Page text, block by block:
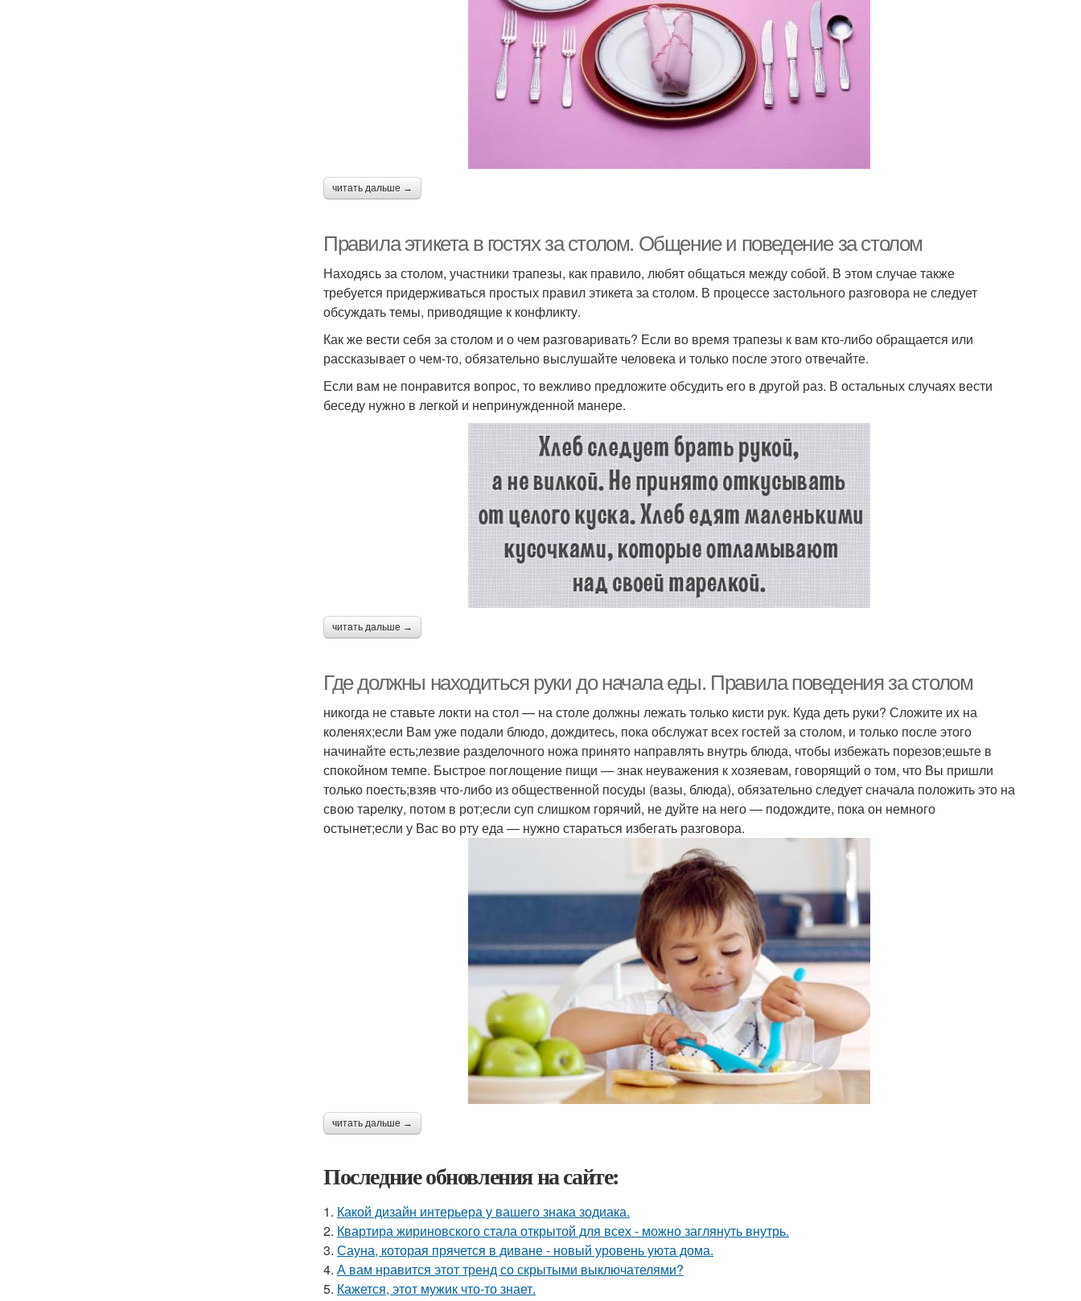
читать дальше →
Правила этикета в гостях за столом. Общение и поведение за столом
Находясь за столом, участники трапезы, как правило, любят общаться между собой. В этом случае также
требуется придерживаться простых правил этикета за столом. В процессе застольного разговора не следует
обсуждать темы, приводящие к конфликту.
Как же вести себя за столом и о чем разговаривать? Если во время трапезы к вам кто-либо обращается или
рассказывает о чем-то, обязательно выслушайте человека и только после этого отвечайте.
Если вам не понравится вопрос, то вежливо предложите обсудить его в другой раз. В остальных случаях вести
беседу нужно в легкой и непринужденной манере.
читать дальше →
Где должны находиться руки до начала еды. Правила поведения за столом
никогда не ставьте локти на стол — на столе должны лежать только кисти рук. Куда деть руки? Сложите их на
коленях;если Вам уже подали блюдо, дождитесь, пока обслужат всех гостей за столом, и только после этого
начинайте есть;лезвие разделочного ножа принято направлять внутрь блюда, чтобы избежать порезов;ешьте в
спокойном темпе. Быстрое поглощение пищи — знак неуважения к хозяевам, говорящий о том, что Вы пришли
только поесть;взяв что-либо из общественной посуды (вазы, блюда), обязательно следует сначала положить это на
свою тарелку, потом в рот;если суп слишком горячий, не дуйте на него — подождите, пока он немного
остынет;если у Вас во рту еда — нужно стараться избегать разговора.
читать дальше →
Последние обновления на сайте:
1. Какой дизайн интерьера у вашего знака зодиака.
2. Квартира жириновского стала открытой для всех - можно заглянуть внутрь.
3. Сауна, которая прячется в диване - новый уровень уюта дома.
4. А вам нравится этот тренд со скрытыми выключателями?
5. Кажется, этот мужик что-то знает.